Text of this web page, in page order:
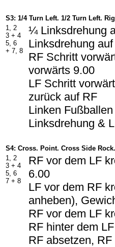
S3: 1/4 Turn Left. 1/2 Turn Left.
1, 2
3 + 4
5, 6
+ 7, 8
¼ Linksdrehung
Linksdrehung
RF Schritt
vorwärts 9.00
LF Schritt
zurück auf RF
Linken
Linksdrehung &
S4: Cross. Point. Cross Side
1, 2
3 + 4
5, 6
7 + 8
RF vor dem LF
6.00
LF vor dem RF
anheben),
RF vor dem LF
RF hinter dem
RF absetzen,